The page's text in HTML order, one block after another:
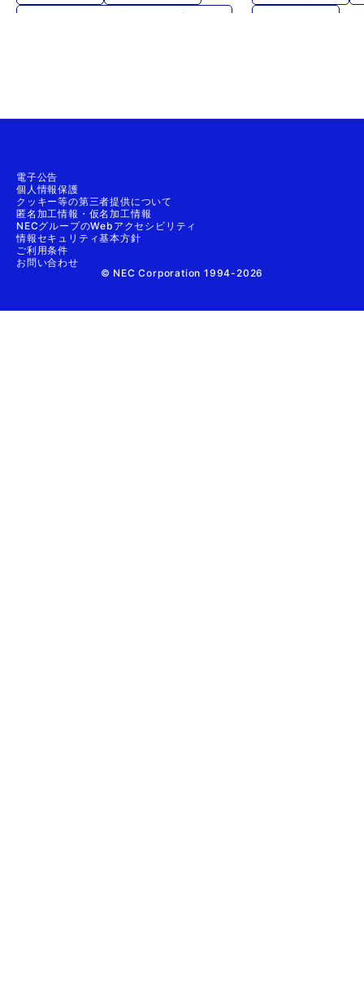
#SE(システムエンジニア・サービスエン
電子公告
個人情報保護
クッキー等の第三者提供について
匿名加工情報・仮名加工情報
NECグループのWebアクセシビリティ
情報セキュリティ基本方針
ご利用条件
お問い合わせ
© NEC Corporation 1994-2026